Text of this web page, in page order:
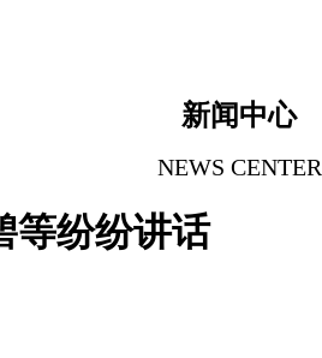
新闻中心
NEWS CENTER
等纷纷讲话